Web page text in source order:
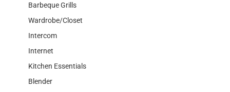
Barbeque Grills
Wardrobe/Closet
Intercom
Internet
Kitchen Essentials
Blender